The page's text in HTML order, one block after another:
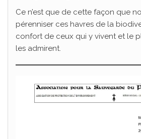
Ce n’est que de cette façon que
pérenniser ces havres de la
confort de ceux qui y vivent et le
les admirent.